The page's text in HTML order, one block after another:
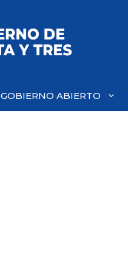
GOBIERNO ABIERTO